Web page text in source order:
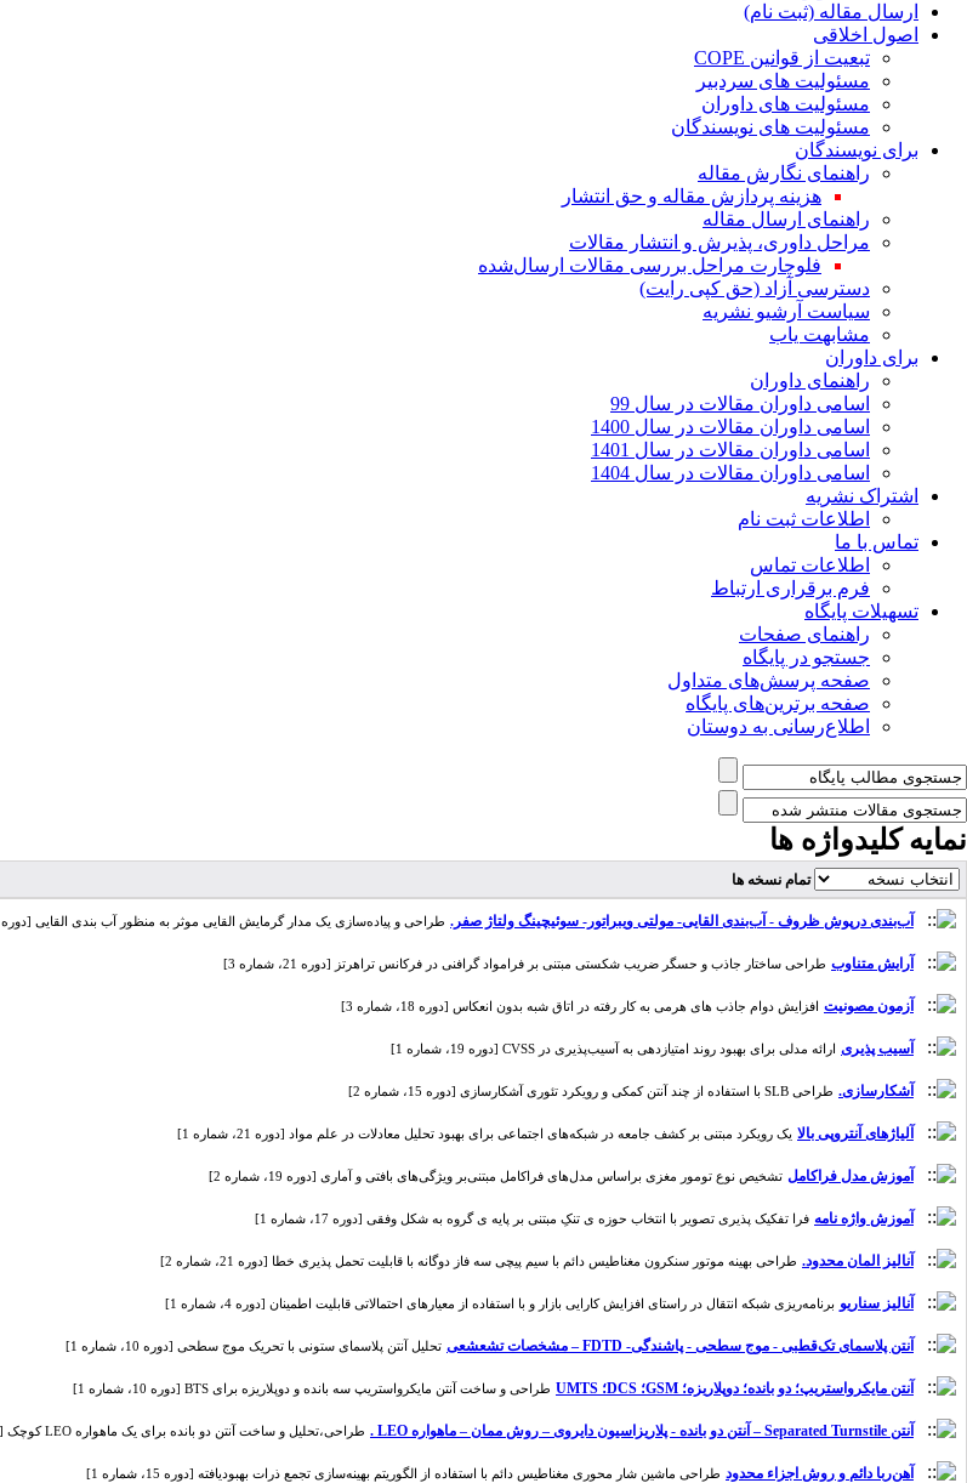
ارسال مقاله (ثبت نام)
اصول اخلاقی
تبعیت از قوانین COPE
مسئولیت های سردبیر
مسئولیت های داوران
مسئولیت های نویسندگان
برای نویسندگان
راهنمای نگارش مقاله
هزینه پردازش مقاله و حق انتشار
راهنمای ارسال مقاله
مراحل داوری، پذیرش و انتشار مقالات
فلوچارت مراحل بررسی مقالات ارسال‌شده
دسترسی آزاد (حق کپی رایت)
سیاست آرشیو نشریه
مشابهت یاب
برای داوران
راهنمای داوران
اسامی داوران مقالات در سال 99
اسامی داوران مقالات در سال 1400
اسامی داوران مقالات در سال 1401
اسامی داوران مقالات در سال 1404
اشتراک نشریه
اطلاعات ثبت نام
تماس با ما
اطلاعات تماس
فرم برقراری ارتباط
تسهیلات پایگاه
راهنمای صفحات
جستجو در پایگاه
صفحه پرسش‌های متداول
صفحه برترین‌های پایگاه
اطلاع‌رسانی به دوستان
نمایه کلیدواژه ها
تمام نسخه ها
آب‌بندی درپوش ظروف - آب‌بندی القایی- مولتی ویبراتور- سوئیچینگ ولتاژ صفر. طراحی و پیاده‌سازی یک مدار گرمایش القایی موثر به منظور آب بندی القایی [دوره 22، شماره 1]
آرایش متناوب طراحی ساختار جاذب و حسگر ضریب شکستی مبتنی بر فرامواد گرافنی در فرکانس تراهرتز [دوره 21، شماره 3]
آزمون مصونیت افزایش دوام جاذب های هرمی به کار رفته در اتاق شبه بدون انعکاس [دوره 18، شماره 3]
آسیب پذیری ارائه مدلی برای بهبود روند امتیازدهی به آسیب‌پذیری در CVSS [دوره 19، شماره 1]
آشکارسازی. طراحی SLB با استفاده از چند آنتن کمکی و رویکرد تئوری آشکارسازی [دوره 15، شماره 2]
آلیاژهای آنتروپی بالا یک رویکرد مبتنی بر کشف جامعه در شبکه‌های اجتماعی برای بهبود تحلیل معادلات در علم مواد [دوره 21، شماره 1]
آموزش مدل فراکامل‬‬ تشخیص نوع تومور مغزی براساس مدل‌های فراکامل مبتنی‌بر ویژگی‌های بافتی و آماری [دوره 19، شماره 2]
آموزش واژه نامه فرا تفکیک پذیری تصویر با انتخاب حوزه ی تنکِ مبتنی بر پایه ی گروه به شکل وفقی [دوره 17، شماره 1]
آنالیز المان محدود. طراحی بهینه موتور سنکرون مغناطیس دائم با سیم پیچی سه فاز دوگانه با قابلیت تحمل پذیری خطا [دوره 21، شماره 2]
آنالیز سناریو برنامه‌ریزی شبکه انتقال در راستای افزایش کارایی بازار و با استفاده از معیارهای احتمالاتی قابلیت اطمینان [دوره 4، شماره 1]
آنتن پلاسمای تک‌قطبی - موج سطحی - پاشندگی- FDTD – مشخصات تشعشعی تحلیل آنتن پلاسمای ستونی با تحریک موج سطحی [دوره 10، شماره 1]
آنتن مایکرواستریپ؛ دو بانده؛ دوپلاریزه؛ GSM؛ DCS؛ UMTS طراحی و ساخت آنتن مایکرواستریپ سه بانده و دوپلاریزه برای BTS [دوره 10، شماره 1]
آنتن Separated Turnstile – آنتن دو بانده - پلاریزاسیون دایروی – روش ممان – ماهواره LEO . طراحی،تحلیل و ساخت آنتن دو بانده برای یک ماهواره LEO کوچک [دوره 3، شماره 2]
آهن‌ربا دائم و روش اجزاء محدود طراحی ماشین شار محوری مغناطیس دائم با استفاده از الگوریتم بهینه‌سازی تجمع ذرات بهبودیافته [دوره 15، شماره 1]